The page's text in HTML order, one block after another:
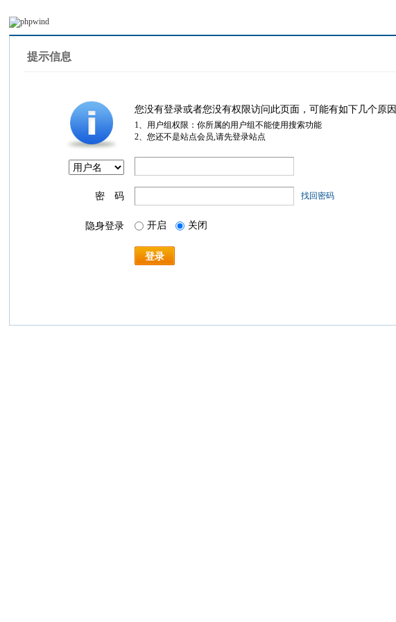
提示信息
您没有登录或者您没有权限访问此页面，可能有如下几个原因
1、用户组权限：你所属的用户组不能使用搜索功能
2、您还不是站点会员,请先登录站点
密 码 找回密码
隐身登录 开启 关闭
登录